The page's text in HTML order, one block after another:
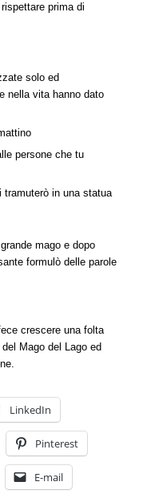
prima di
solo ed
nella vita hanno dato
persone che tu
tramuterò in una statua
mago e dopo
formulò delle parole
crescere una folta
Mago del Lago ed
LinkedIn
Pinterest
E-mail